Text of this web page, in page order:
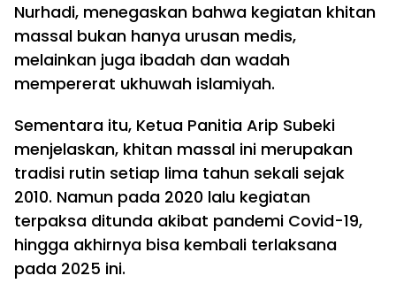
Nurhadi, menegaskan bahwa kegiatan khitan
massal bukan hanya urusan medis,
melainkan juga ibadah dan wadah
mempererat ukhuwah islamiyah.
Sementara itu, Ketua Panitia Arip Subeki
menjelaskan, khitan massal ini merupakan
tradisi rutin setiap lima tahun sekali sejak
2010. Namun pada 2020 lalu kegiatan
terpaksa ditunda akibat pandemi Covid-19,
hingga akhirnya bisa kembali terlaksana
pada 2025 ini.